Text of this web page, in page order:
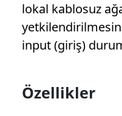
lokal kablosuz
input (giriş)
Özellikler